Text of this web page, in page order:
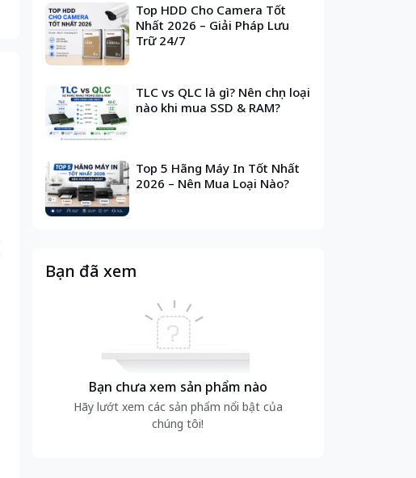
Top HDD Cho Camera Tốt
Nhất 2026 – Giải Pháp Lưu
Trữ 24/7
TLC vs QLC là gì? Nên chọn loại
nào khi mua SSD & RAM?
Top 5 Hãng Máy In Tốt Nhất
2026 – Nên Mua Loại Nào?
Bạn đã xem
Bạn chưa xem sản phẩm nào
Hãy lướt xem các sản phẩm nổi bật của
chúng tôi!